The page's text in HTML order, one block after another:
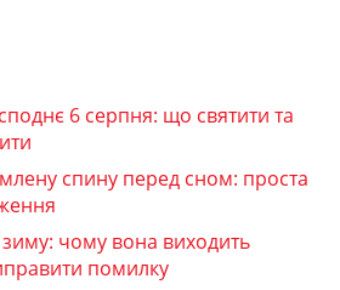
6 серпня: що святити та
спину перед сном: проста
чому вона виходить
помилку